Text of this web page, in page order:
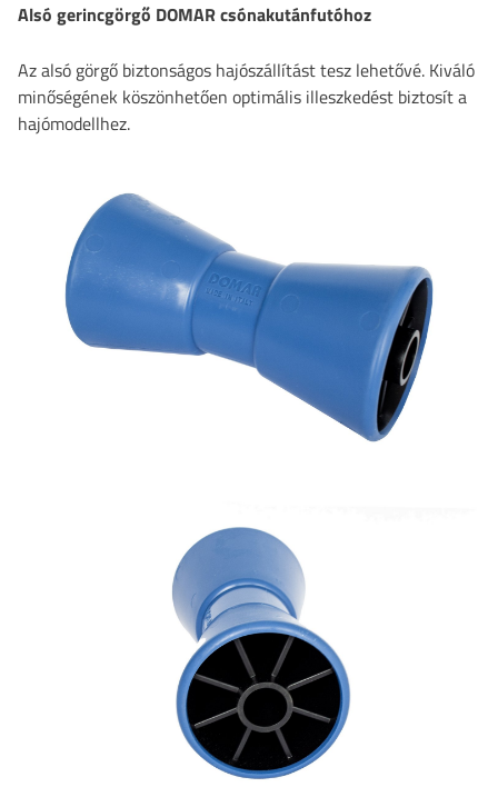
Alsó gerincgörgő DOMAR csónakutánfutóhoz
Az alsó görgő biztonságos hajószállítást tesz lehetővé. Kiváló
minőségének köszönhetően optimális illeszkedést biztosít a
hajómodellhez.